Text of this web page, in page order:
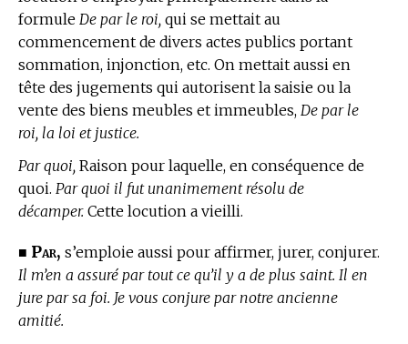
formule De par le roi, qui se mettait au
commencement de divers actes publics portant
sommation, injonction, etc. On mettait aussi en
tête des jugements qui autorisent la saisie ou la
vente des biens meubles et immeubles, De par le
roi, la loi et justice.
Par quoi, Raison pour laquelle, en conséquence de
quoi. Par quoi il fut unanimement résolu de
décamper. Cette locution a vieilli.
■ Par, s’emploie aussi pour affirmer, jurer, conjurer.
Il m’en a assuré par tout ce qu’il y a de plus saint. Il en
jure par sa foi. Je vous conjure par notre ancienne
amitié.